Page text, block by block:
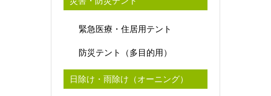
緊急医療・住居用テント
防災テント（多目的用）
日除け・雨除け（オーニング）